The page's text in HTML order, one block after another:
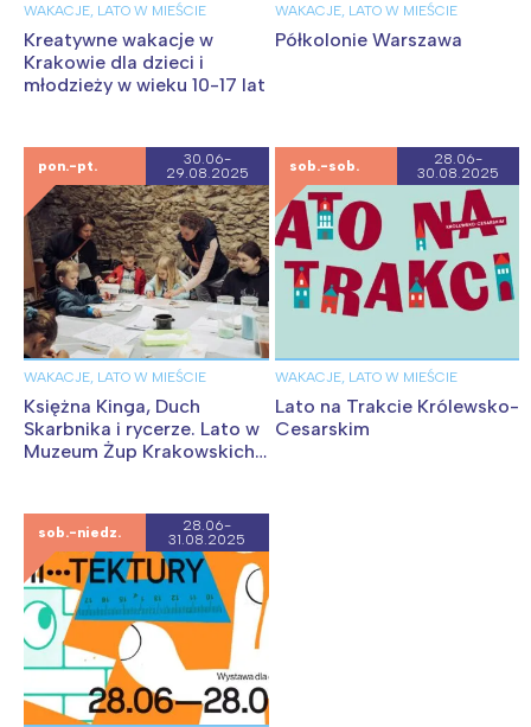
WAKACJE, LATO W MIEŚCIE
Kreatywne wakacje w
Krakowie dla dzieci i
młodzieży w wieku 10-17 lat
WAKACJE, LATO W MIEŚCIE
Półkolonie Warszawa
pon.-pt.
30.06-
29.08.2025
WAKACJE, LATO W MIEŚCIE
Księżna Kinga, Duch
Skarbnika i rycerze. Lato w
Muzeum Żup Krakowskich
sob.-sob.
28.06-
30.08.2025
WAKACJE, LATO W MIEŚCIE
Lato na Trakcie Królewsko-
Cesarskim
sob.-niedz.
28.06-
31.08.2025